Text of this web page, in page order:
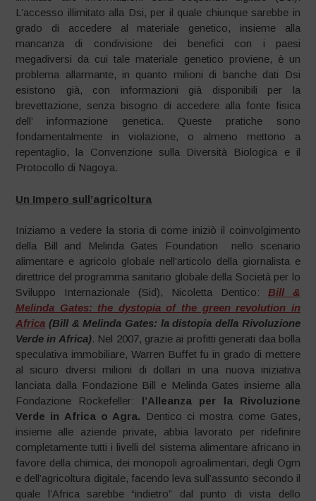
L’accesso illimitato alla Dsi, per il quale chiunque sarebbe in
grado di accedere al materiale genetico, insieme alla
mancanza di condivisione dei benefici con i paesi
megadiversi da cui tale materiale genetico proviene, è un
problema allarmante, in quanto milioni di banche dati Dsi
esistono già, con informazioni già disponibili per la
brevettazione, senza bisogno di accedere alla fonte fisica
dell’ informazione genetica. Queste pratiche sono
fondamentalmente in violazione, o almeno mettono a
repentaglio, la Convenzione sulla Diversità Biologica e il
Protocollo di Nagoya.
Un Impero sull’agricoltura
Iniziamo a vedere la storia di come iniziò il coinvolgimento
della Bill and Melinda Gates Foundation nello scenario
alimentare e agricolo globale nell’articolo della giornalista e
direttrice del programma sanitario globale della Società per lo
Sviluppo Internazionale (Sid), Nicoletta Dentico: Bill &
Melinda Gates: the dystopia of the green revolution in
Africa (Bill & Melinda Gates: la distopia della Rivoluzione
Verde in Africa). Nel 2007, grazie ai profitti generati daa bolla
speculativa immobiliare, Warren Buffet fu in grado di mettere
al sicuro diversi milioni di dollari in una nuova iniziativa
lanciata dalla Fondazione Bill e Melinda Gates insieme alla
Fondazione Rockefeller: l’Alleanza per la Rivoluzione
Verde in Africa o Agra.
Dentico ci mostra come Gates,
insieme alle aziende private, abbia lavorato per ridefinire
completamente tutti i livelli del sistema alimentare africano in
favore della chimica, dei monopoli agroalimentari, degli Ogm
e dell’agricoltura digitale, facendo leva sull’assunto secondo il
quale l’Africa sarebbe “indietro” dal punto di vista dello